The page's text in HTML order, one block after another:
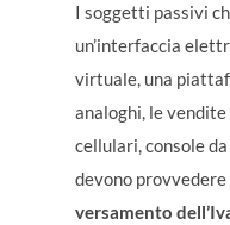
I soggetti passivi
un’interfaccia
virtuale, una
analoghi, le
cellulari, console
devono provvedere
versamento